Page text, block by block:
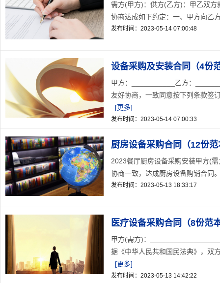
需方(甲方)：供方(乙方)：甲乙双
协商达成如下约定：一、甲方向乙
发布时间：2023-05-14 07:00:48
设备采购及安装合同（4份
甲方：___________乙方：
友好协商，一致同意按下列条款签
[更多]
发布时间：2023-05-14 07:00:33
厨房设备采购合同（12份
2023餐厅厨房设备采购安装甲方(
协商一致，达成厨房设备购销合同
发布时间：2023-05-13 18:33:17
医疗设备采购合同（8份范
甲方(需方)：
据《中华人民共和国民法典》，双
[更多]
发布时间：2023-05-13 14:42:22